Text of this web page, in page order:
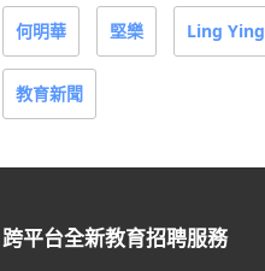
何明華 堅樂 Ling Ying
教育新聞
跨平台全新教育招聘服務